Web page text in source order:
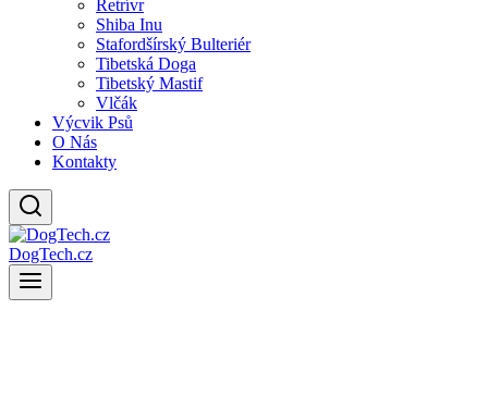
Retrívr
Shiba Inu
Stafordšírský Bulteriér
Tibetská Doga
Tibetský Mastif
Vlčák
Výcvik Psů
O Nás
Kontakty
DogTech.cz